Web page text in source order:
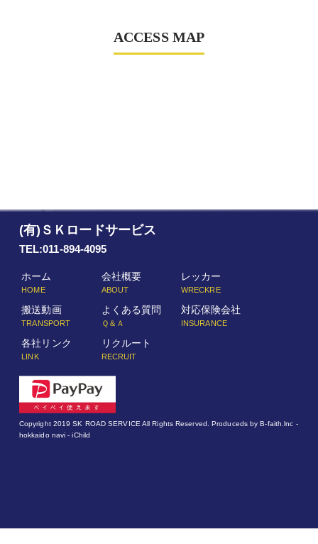
ACCESS MAP
(有)ＳＫロードサービス
TEL:011-894-4095
ホーム
HOME
会社概要
ABOUT
レッカー
WRECKRE
搬送動画
TRANSPORT
よくある質問
Ｑ＆Ａ
対応保険会社
INSURANCE
各社リンク
LINK
リクルート
RECRUIT
Copyright 2019SK ROAD SERVICEAll Rights Reserved. Produceds byB-faith.lnc -
hokkaido navi - iChild